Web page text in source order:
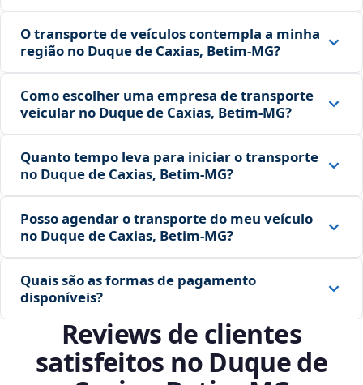
O transporte de veículos contempla a minha
região no Duque de Caxias, Betim‑MG?
Como escolher uma empresa de transporte
veicular no Duque de Caxias, Betim‑MG?
Quanto tempo leva para iniciar o transporte
no Duque de Caxias, Betim‑MG?
Posso agendar o transporte do meu veículo
no Duque de Caxias, Betim‑MG?
Quais são as formas de pagamento
disponíveis?
Reviews de clientes
satisfeitos no Duque de